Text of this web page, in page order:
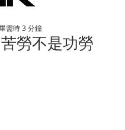
勞不是功勞
需時 3 分鐘